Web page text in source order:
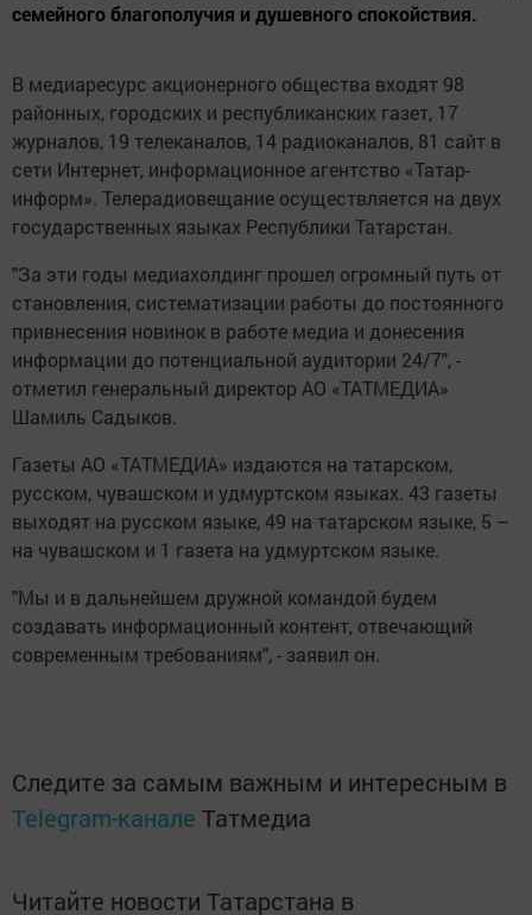
семейного благополучия и душевного спокойствия.
В медиаресурс акционерного общества входят 98
районных, городских и республиканских газет, 17
журналов, 19 телеканалов, 14 радиоканалов, 81 сайт в
сети Интернет, информационное агентство «Татар-
информ». Телерадиовещание осуществляется на двух
государственных языках Республики Татарстан.
"За эти годы медиахолдинг прошел огромный путь от
становления, систематизации работы до постоянного
привнесения новинок в работе медиа и донесения
информации до потенциальной аудитории 24/7", -
отметил генеральный директор АО «ТАТМЕДИА»
Шамиль Садыков.
Газеты АО «ТАТМЕДИА» издаются на татарском,
русском, чувашском и удмуртском языках. 43 газеты
выходят на русском языке, 49 на татарском языке, 5 –
на чувашском и 1 газета на удмуртском языке.
"Мы и в дальнейшем дружной командой будем
создавать информационный контент, отвечающий
современным требованиям", - заявил он.
Следите за самым важным и интересным в
Telegram-канале Татмедиа
Читайте новости Татарстана в